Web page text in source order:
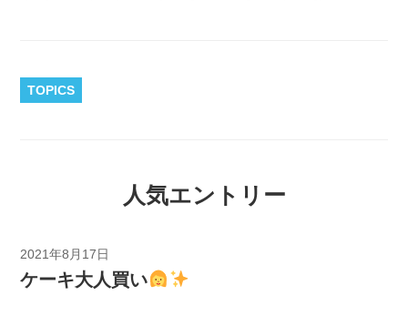
TOPICS
人気エントリー
2021年8月17日
ケーキ大人買い